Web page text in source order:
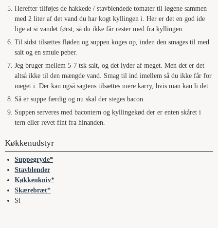
Herefter tilføjes de hakkede / stavblendede tomater til løgene sammen
med 2 liter af det vand du har kogt kyllingen i. Her er det en god ide
lige at si vandet først, så du ikke får rester med fra kyllingen.
Til sidst tilsættes fløden og suppen koges op, inden den smages til med
salt og en smule peber.
Jeg bruger mellem 5-7 tsk salt, og det lyder af meget. Men det er det
altså ikke til den mængde vand. Smag til ind imellem så du ikke får for
meget i. Der kan også sagtens tilsættes mere karry, hvis man kan li det.
Så er suppe færdig og nu skal der steges bacon.
Suppen serveres med bacontern og kyllingekød der er enten skåret i
tern eller revet fint fra hinanden.
Køkkenudstyr
Suppegryde
Stavblender
Køkkenkniv
Skærebræt
Si